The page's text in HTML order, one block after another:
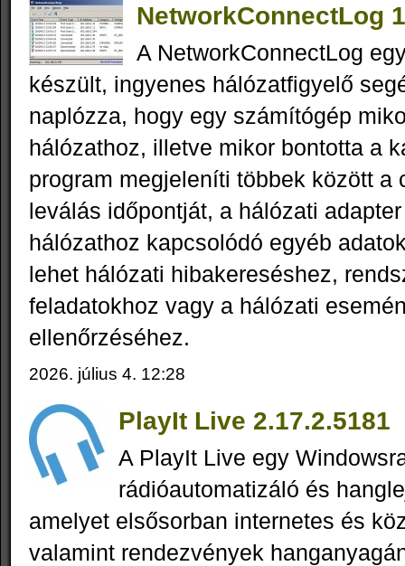
NetworkConnectLog
A NetworkConnectLog
készült, ingyenes hálózatfigyelő
naplózza, hogy egy számítógép
hálózathoz, illetve mikor bontotta a
program megjeleníti többek között a
leválás időpontját, a hálózati
hálózathoz kapcsolódó egyéb
lehet hálózati hibakereséshez,
feladatokhoz vagy a hálózati
ellenőrzéséhez.
2026. július 4. 12:28
PlayIt Live 2.17.2.5181
A PlayIt Live egy
rádióautomatizáló és
amelyet elsősorban internetes és
valamint rendezvények